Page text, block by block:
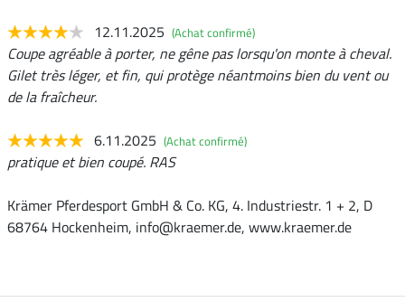
12.11.2025 (Achat confirmé)
Coupe agréable à porter, ne gêne pas lorsqu'on monte à cheval.
Gilet très léger, et fin, qui protège néantmoins bien du vent ou
de la fraîcheur.
6.11.2025 (Achat confirmé)
pratique et bien coupé. RAS
Krämer Pferdesport GmbH & Co. KG, 4. Industriestr. 1 + 2, D
68764 Hockenheim, info@kraemer.de, www.kraemer.de